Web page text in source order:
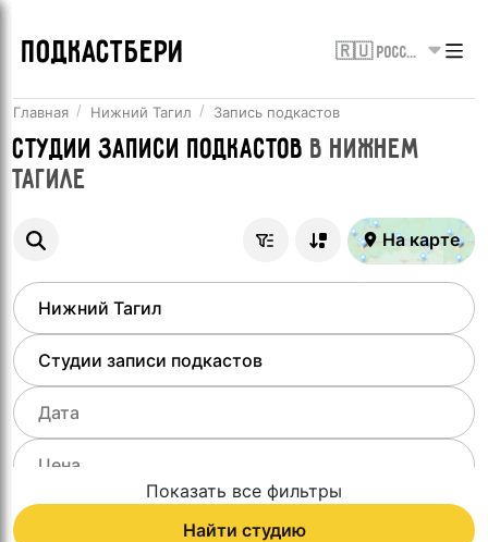
ПОДКАСТБЕРИ 🇷🇺 Россия
Главная Нижний Тагил Запись подкастов
Студии записи подкастов в Нижнем
Тагиле
На карте
Показать все фильтры
Найти студию